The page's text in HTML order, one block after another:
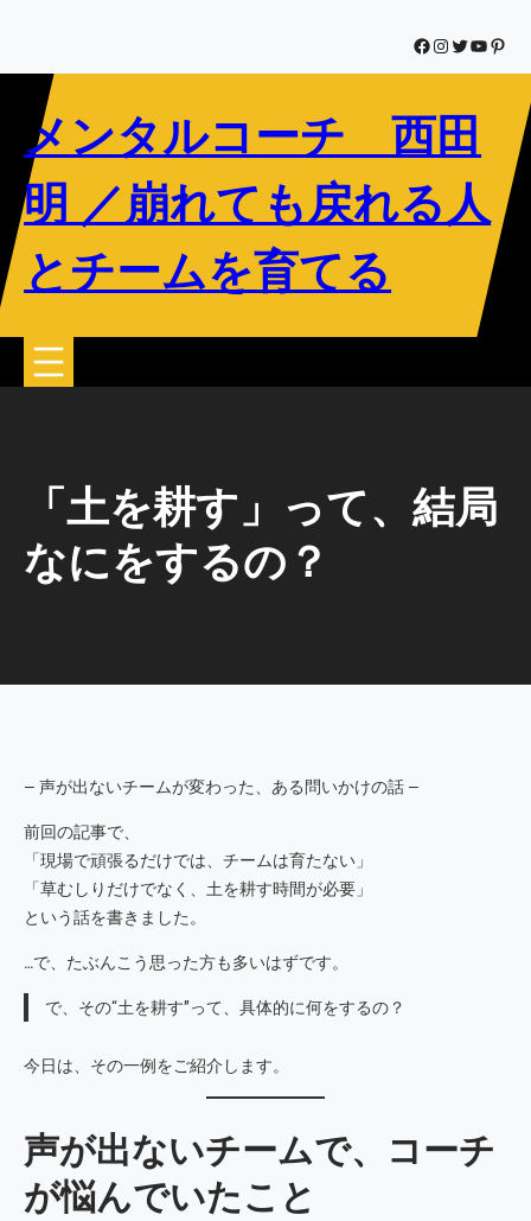
を
Facebook
Instagram
Twitter
YouTube
メンタルコーチ 西田
明 ／崩れても戻れる人
とチームを育てる
「土を耕す」って、結局
なにをするの？
― 声が出ないチームが変わった、ある問いかけの話 ―
前回の記事で、
「現場で頑張るだけでは、チームは育たない」
「草むしりだけでなく、土を耕す時間が必要」
という話を書きました。
…で、たぶんこう思った方も多いはずです。
で、その“土を耕す”って、具体的に何をするの？
今日は、その一例をご紹介します。
声が出ないチームで、コーチ
が悩んでいたこと